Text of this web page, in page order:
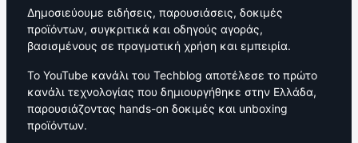
Δημοσιεύουμε ειδήσεις, παρουσιάσεις, δοκιμές
προϊόντων, συγκριτικά και οδηγούς αγοράς,
βασισμένους σε πραγματική χρήση και εμπειρία.
Το YouTube κανάλι του Techblog αποτέλεσε το πρώτο
κανάλι τεχνολογίας που δημιουργήθηκε στην Ελλάδα,
παρουσιάζοντας hands-on δοκιμές και unboxing
προϊόντων.